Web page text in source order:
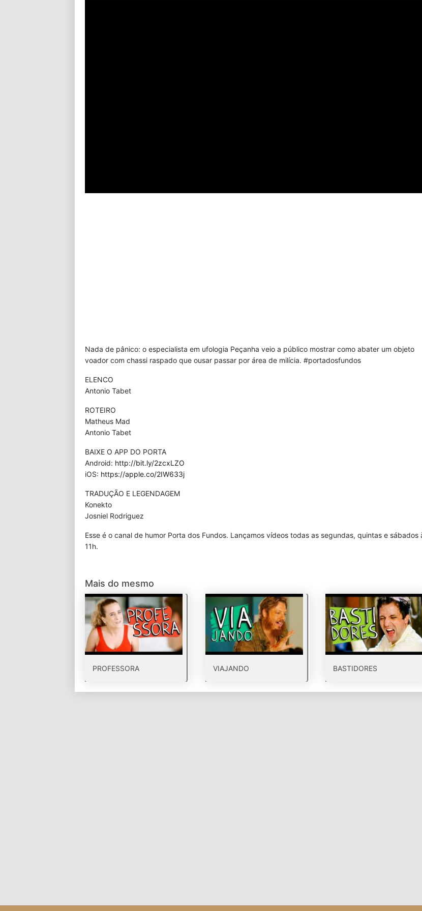
Nada de pânico: o especialista em ufologia Peçanha veio a público mostrar como abater um objeto
voador com chassi raspado que ousar passar por área de milícia. #portadosfundos
ELENCO
Antonio Tabet
ROTEIRO
Matheus Mad
Antonio Tabet
BAIXE O APP DO PORTA
Android: http://bit.ly/2zcxLZO
iOS: https://apple.co/2IW633j
TRADUÇÃO E LEGENDAGEM
Konekto
Josniel Rodriguez
Esse é o canal de humor Porta dos Fundos. Lançamos vídeos todas as segundas, quintas e sábados
11h.
Mais do mesmo
PROFESSORA VIAJANDO BASTIDORES